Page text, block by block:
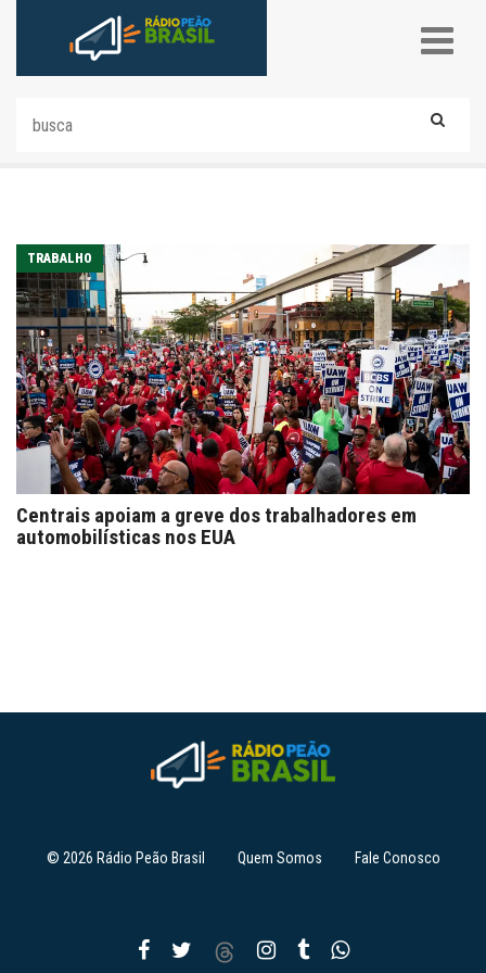
TRABALHO
Centrais apoiam a greve dos trabalhadores em
automobilísticas nos EUA
© 2026 Rádio Peão Brasil Quem Somos Fale Conosco